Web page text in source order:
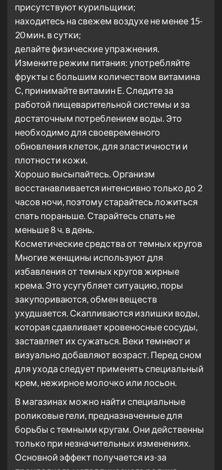
присутствуют курильщики;
находитесь на свежем воздухе не менее 15-
20 мин. в сутки;
делайте физические упражнения.
Измените режим питания: употребляйте
фрукты с большим количеством витамина
С, принимайте витамин Е. Следите за
работой пищеварительной системы и за
достаточным потреблением воды. Это
необходимо для своевременного
обновления клеток, для эластичности и
плотности кожи.
Хорошо высыпайтесь. Организм
восстанавливается интенсивно только до 2
часов ночи, поэтому старайтесь ложиться
спать пораньше. Старайтесь спать не
меньше 8 ч. в день.
Косметические средства от темных кругов
Многие женщины используют для
избавления от темных кругов жирные
крема. Это усугубляет ситуацию, поры
закупориваются, обмен веществ
ухудшается. Скапливаются излишки воды,
которая сдавливает кровеносные сосуды,
заставляет их сужаться. Веки темнеют и
визуально добавляют возраст. Перед сном
для ухода следует применять специальный
крем, нежирное молочко или лосьон.
В магазинах можно найти специальные
роликовые гели, предназначенные для
борьбы с темными кругам. Они действенны
только при незначительных изменениях.
Основной эффект получается из-за